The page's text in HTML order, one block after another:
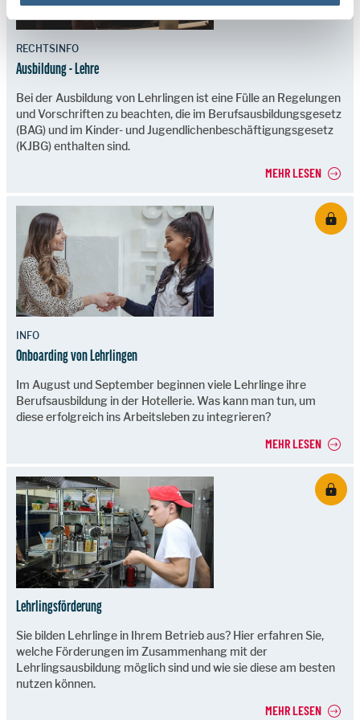
RECHTSINFO
Ausbildung - Lehre
Bei der Ausbildung von Lehrlingen ist eine Fülle an Regelungen
und Vorschriften zu beachten, die im Berufsausbildungsgesetz
(BAG) und im Kinder- und Jugendlichenbeschäftigungsgesetz
(KJBG) enthalten sind.
MEHR LESEN
INFO
Onboarding von Lehrlingen
Im August und September beginnen viele Lehrlinge ihre
Berufsausbildung in der Hotellerie. Was kann man tun, um
diese erfolgreich ins Arbeitsleben zu integrieren?
MEHR LESEN
Lehrlingsförderung
Sie bilden Lehrlinge in Ihrem Betrieb aus? Hier erfahren Sie,
welche Förderungen im Zusammenhang mit der
Lehrlingsausbildung möglich sind und wie sie diese am besten
nutzen können.
MEHR LESEN